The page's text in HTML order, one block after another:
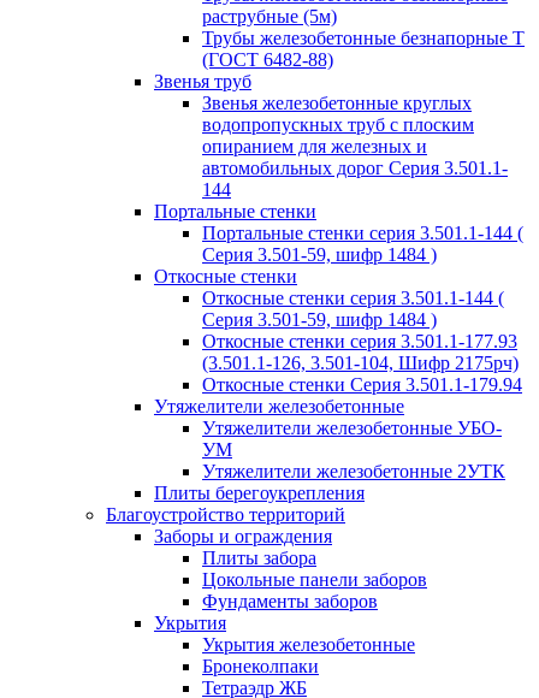
раструбные (5м)
Трубы железобетонные безнапорные Т
(ГОСТ 6482-88)
Звенья труб
Звенья железобетонные круглых
водопропускных труб с плоским
опиранием для железных и
автомобильных дорог Серия 3.501.1-
144
Портальные стенки
Портальные стенки серия 3.501.1-144 (
Серия 3.501-59, шифр 1484 )
Откосные стенки
Откосные стенки серия 3.501.1-144 (
Серия 3.501-59, шифр 1484 )
Откосные стенки серия 3.501.1-177.93
(3.501.1-126, 3.501-104, Шифр 2175рч)
Откосные стенки Серия 3.501.1-179.94
Утяжелители железобетонные
Утяжелители железобетонные УБО-
УМ
Утяжелители железобетонные 2УТК
Плиты берегоукрепления
Благоустройство территорий
Заборы и ограждения
Плиты забора
Цокольные панели заборов
Фундаменты заборов
Укрытия
Укрытия железобетонные
Бронеколпаки
Тетраэдр ЖБ